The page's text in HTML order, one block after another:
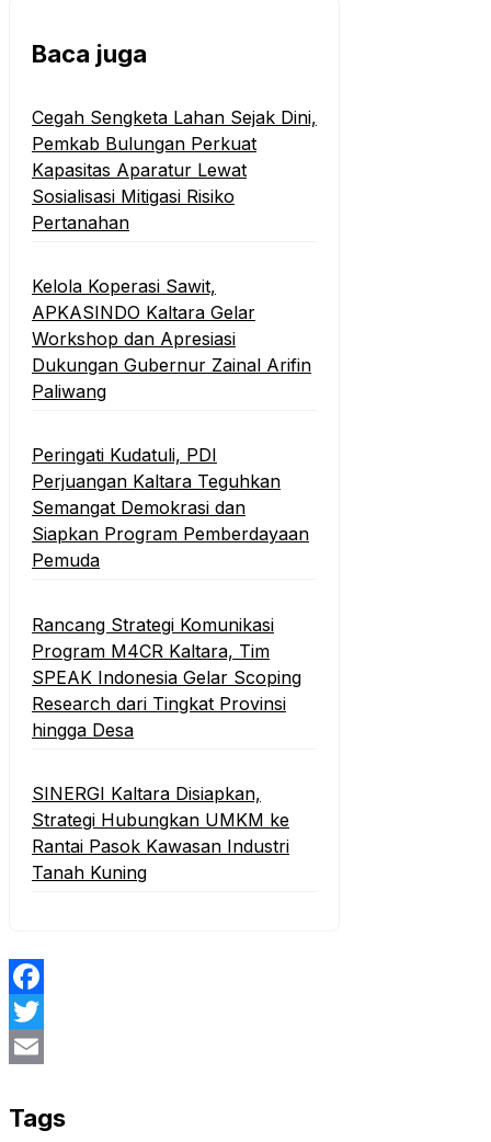
Baca juga
Cegah Sengketa Lahan Sejak Dini,
Pemkab Bulungan Perkuat
Kapasitas Aparatur Lewat
Sosialisasi Mitigasi Risiko
Pertanahan
Kelola Koperasi Sawit,
APKASINDO Kaltara Gelar
Workshop dan Apresiasi
Dukungan Gubernur Zainal Arifin
Paliwang
Peringati Kudatuli, PDI
Perjuangan Kaltara Teguhkan
Semangat Demokrasi dan
Siapkan Program Pemberdayaan
Pemuda
Rancang Strategi Komunikasi
Program M4CR Kaltara, Tim
SPEAK Indonesia Gelar Scoping
Research dari Tingkat Provinsi
hingga Desa
SINERGI Kaltara Disiapkan,
Strategi Hubungkan UMKM ke
Rantai Pasok Kawasan Industri
Tanah Kuning
Facebook
Twitter
Tags